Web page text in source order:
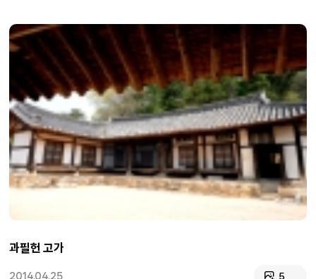
과필헌 고가
2014.04.25 5